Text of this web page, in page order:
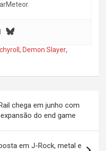
, Demon Slayer,
chega em junho com
do end game
em J-Rock, metal e